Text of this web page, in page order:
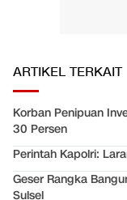
ARTIKEL TERKAIT
Korban Penipuan
30 Persen
Perintah Kapolri:
Geser Rangka
Sulsel